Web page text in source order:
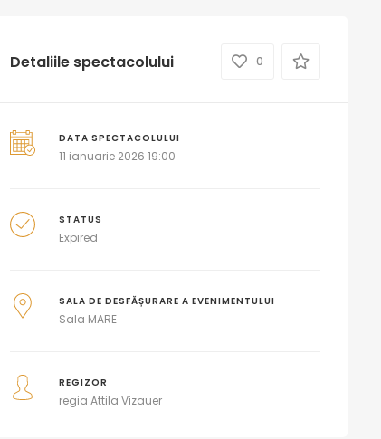
Detaliile spectacolului 0
DATA SPECTACOLULUI
11 ianuarie 2026 19:00
STATUS
Expired
SALA DE DESFĂȘURARE A EVENIMENTULUI
Sala MARE
REGIZOR
regia Attila Vizauer